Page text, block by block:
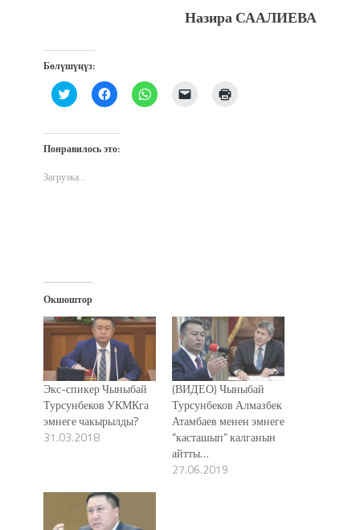
Назира СААЛИЕВА
Бөлүшүңүз:
Нажмите,
чтобы
Twitter
(Открывается
в
окне)
Нажмите,
чтобы
Facebook
(Открывается
в
Нажмите,
чтобы
Послать
ссылку
Понравилось это:
Загрузка...
Окшоштор
Экс-спикер Чыныбай
Турсунбеков УКМКга
эмнеге чакырылды?
31.03.2018
(ВИДЕО) Чыныбай
Турсунбеков Алмазбек
Атамбаев менен эмнеге
“касташып” калганын
айтты…
27.06.2019